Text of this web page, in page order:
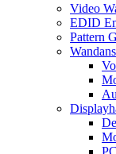
Video
EDID
Pattern